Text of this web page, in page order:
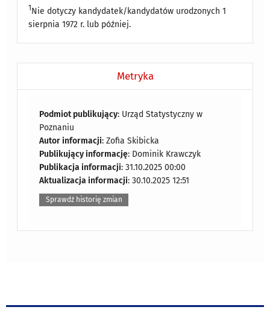
1 Nie dotyczy kandydatek/kandydatów urodzonych 1
sierpnia 1972 r. lub później.
Metryka
Podmiot publikujący: Urząd Statystyczny w
Poznaniu
Autor informacji: Zofia Skibicka
Publikujący informację: Dominik Krawczyk
Publikacja informacji: 31.10.2025 00:00
Aktualizacja informacji: 30.10.2025 12:51
Sprawdź historię zmian